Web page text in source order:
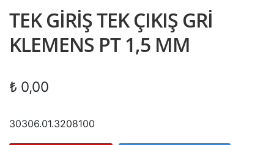
SOLAR SİSTEM
BANT / YAPIŞTIRICILAR
KABLO
SARF MALZEME
TEK GİRİŞ TEK ÇIKIŞ GRİ
KLEMENS PT 1,5 MM
₺ 0,00
30306.01.3208100